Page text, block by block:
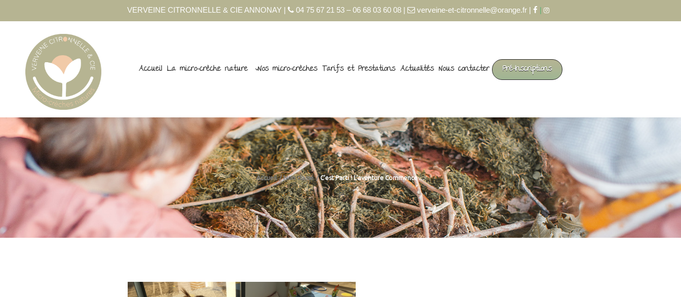
VERVEINE CITRONNELLE & CIE ANNONAY | 04 75 67 21 53 – 06 68 03 60 08 | verveine-et-citronnelle@orange.fr | |
Accueil La micro-crèche nature Nos micro-crèches Tarifs et Prestations Actualités Nous contacter Pré-Inscriptions
Accueil Non classé C’est Parti ! L’aventure Commence …